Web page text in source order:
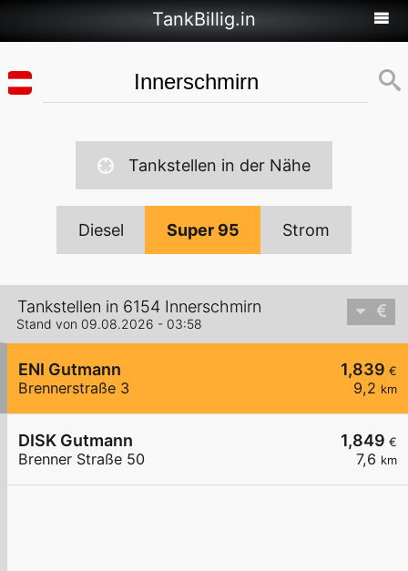
TankBillig.in
Tankstellen in der Nähe
Diesel Super 95 Strom
Tankstellen in 6154 Innerschmirn
Stand von 09.08.2026 - 03:58
1,839 €
9,2 km
ENI Gutmann
Brennerstraße 3
1,849 €
7,6 km
DISK Gutmann
Brenner Straße 50